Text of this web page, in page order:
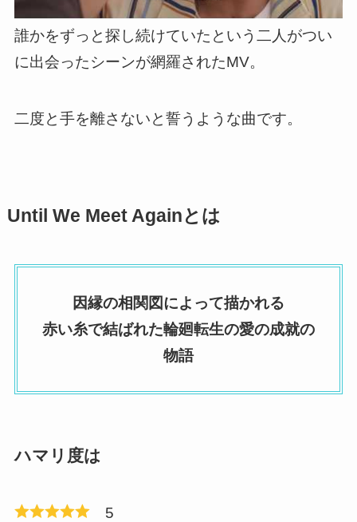
誰かをずっと探し続けていたという二人がつい
に出会ったシーンが網羅されたMV。
二度と手を離さないと誓うような曲です。
Until We Meet Againとは
因縁の相関図によって描かれる
赤い糸で結ばれた輪廻転生の愛の成就の
物語
ハマリ度は
5